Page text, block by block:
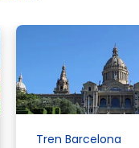
Tren Barcelona